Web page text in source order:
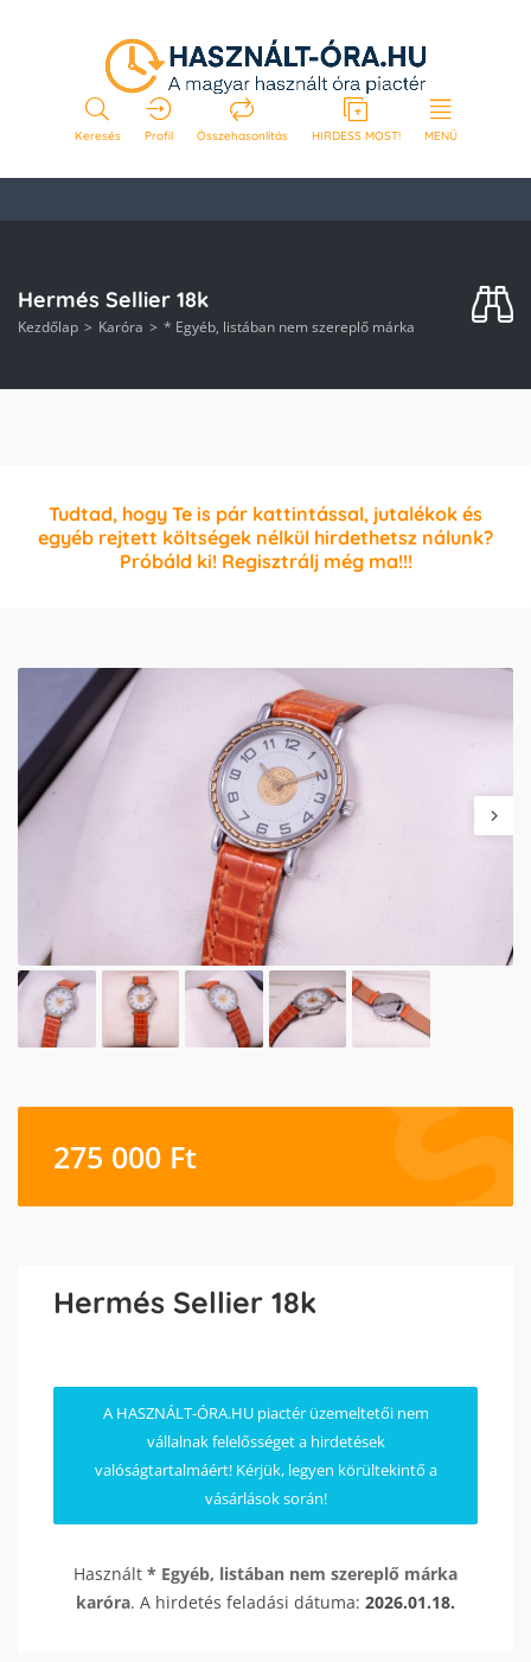
Keresés Profil Összehasonlítás HIRDESS MOST! MENÜ
Hermés Sellier 18k
Kezdőlap Karóra * Egyéb, listában nem szereplő márka
Tudtad, hogy Te is pár kattintással, jutalékok és
egyéb rejtett költségek nélkül hirdethetsz nálunk?
Próbáld ki! Regisztrálj még ma!!!
275 000 Ft
Hermés Sellier 18k
A HASZNÁLT-ÓRA.HU piactér üzemeltetői nem
vállalnak felelősséget a hirdetések
valóságtartalmáért! Kérjük, legyen körültekintő a
vásárlások során!
Használt * Egyéb, listában nem szereplő márka
karóra. A hirdetés feladási dátuma: 2026.01.18.